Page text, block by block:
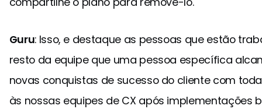
Guru: Isso, e destaque as pessoas que estão
resto da equipe que uma pessoa específica
novas conquistas de sucesso do cliente com
às nossas equipes de CX após implementações